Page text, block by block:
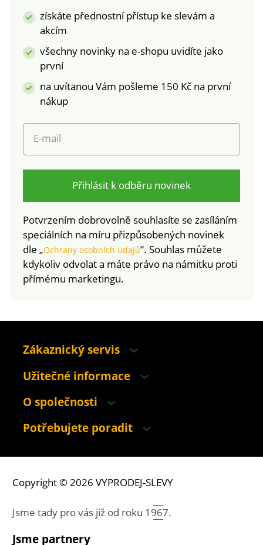
získáte přednostní přístup ke slevám a
akcím
všechny novinky na e-shopu uvidíte jako
první
na uvítanou Vám pošleme 150 Kč na první
nákup
E-mail
Přihlásit k odběru novinek
Potvrzením dobrovolně souhlasíte se zasíláním
speciálních na míru přizpůsobených novinek
dle „Ochrany osobních údajů“. Souhlas můžete
kdykoliv odvolat a máte právo na námitku proti
přímému marketingu.
Zákaznický servis
Užitečné informace
O společnosti
Potřebujete poradit
Copyright © 2026 VYPRODEJ-SLEVY
Jsme tady pro vás již od roku 1967.
Jsme partnery